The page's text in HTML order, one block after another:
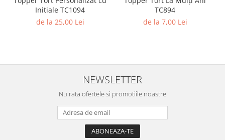
Initiale TC1094
de la 25,00 Lei
TC894
de la 7,00 Lei
NEWSLETTER
Nu rata ofertele si promotiile noastre